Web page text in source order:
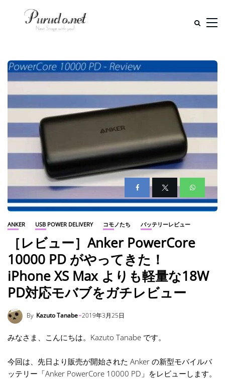
ANKER USB POWER DELIVERY コモノたち バッテリーレビュー
［レビュー］Anker PowerCore
10000 PD がやってきた！
iPhone XS Max よりも軽量な18W
PD対応モバブをガチレビュー
By Kazuto Tanabe 2019年3月25日
みなさま、こんにちは。Kazuto Tanabe です。
今回は、先日より販売が開始された Anker の新型モバイルバ
ッテリー「Anker PowerCore 10000 PD」をレビューします。